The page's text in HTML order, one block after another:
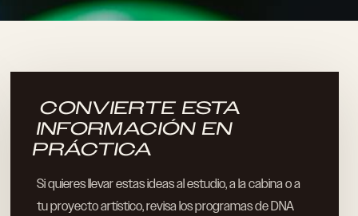
CONVIERTE ESTA
INFORMACIÓN EN
PRÁCTICA
Si quieres llevar estas ideas al estudio, a la cabina o a
tu proyecto artístico, revisa los programas de DNA